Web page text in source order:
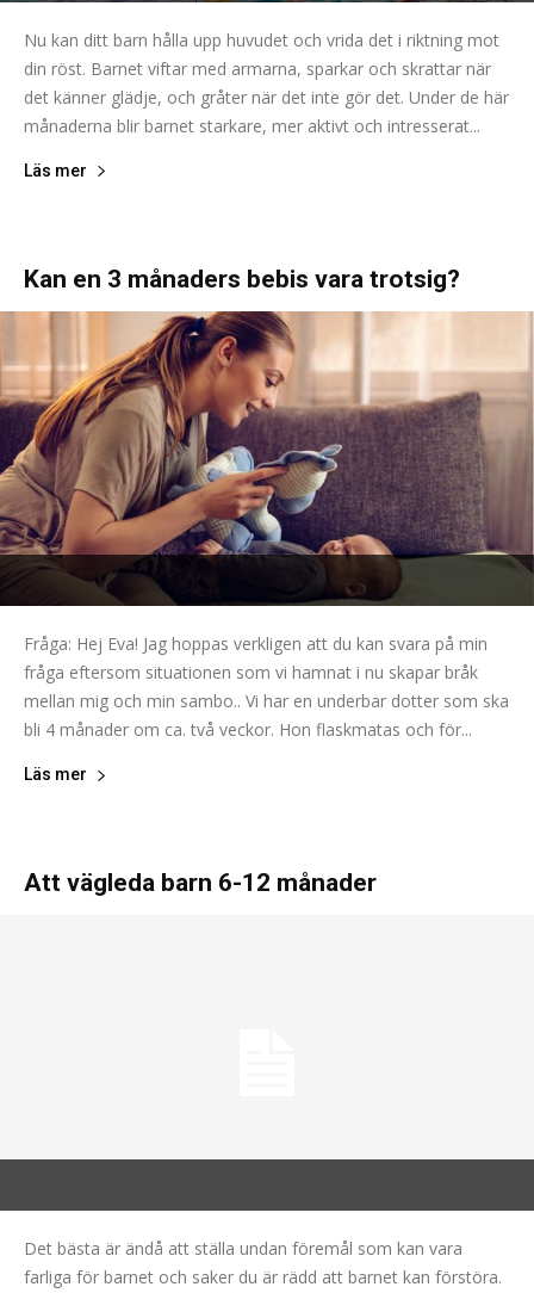
Nu kan ditt barn hålla upp huvudet och vrida det i riktning mot
din röst. Barnet viftar med armarna, sparkar och skrattar när
det känner glädje, och gråter när det inte gör det. Under de här
månaderna blir barnet starkare, mer aktivt och intresserat...
Läs mer
Kan en 3 månaders bebis vara trotsig?
Fråga: Hej Eva! Jag hoppas verkligen att du kan svara på min
fråga eftersom situationen som vi hamnat i nu skapar bråk
mellan mig och min sambo.. Vi har en underbar dotter som ska
bli 4 månader om ca. två veckor. Hon flaskmatas och för...
Läs mer
Att vägleda barn 6-12 månader
Det bästa är ändå att ställa undan föremål som kan vara
farliga för barnet och saker du är rädd att barnet kan förstöra.